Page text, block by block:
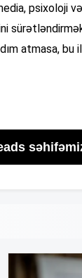
psixoloji
atmasa, bu